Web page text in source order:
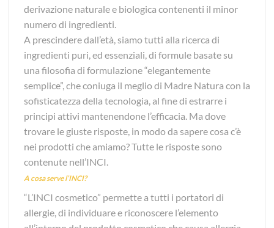
derivazione naturale e biologica contenenti il minor
numero di ingredienti.
A prescindere dall’età, siamo tutti alla ricerca di
ingredienti puri, ed essenziali, di formule basate su
una filosofia di formulazione “elegantemente
semplice”, che coniuga il meglio di Madre Natura con la
sofisticatezza della tecnologia, al fine di estrarre i
principi attivi mantenendone l’efficacia. Ma dove
trovare le giuste risposte, in modo da sapere cosa c’è
nei prodotti che amiamo? Tutte le risposte sono
contenute nell’INCI.
A cosa serve l’INCI?
“L’INCI cosmetico” permette a tutti i portatori di
allergie, di individuare e riconoscere l’elemento